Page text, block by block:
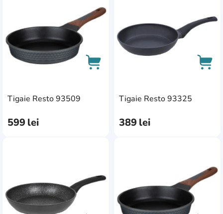
Tigaie Resto 93509
599 lei
AddCardToCart
Tigaie Resto 93325
389 lei